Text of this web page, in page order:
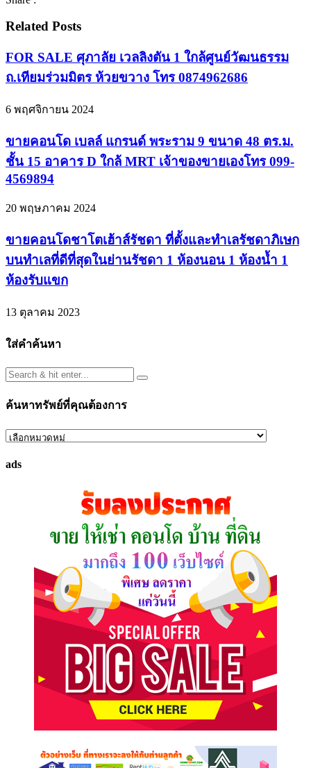
Related Posts
FOR SALE ศุภาลัย เวลลิงตัน 1 ใกล้ศูนย์วัฒนธรรม
ถ.เทียมร่วมมิตร ห้วยขวาง โทร 0874962686
6 พฤศจิกายน 2024
ขายคอนโด เบลล์ แกรนด์ พระราม 9 ขนาด 48 ตร.ม.
ชั้น 15 อาคาร D ใกล้ MRT เจ้าของขายเองโทร 099-
4569894
20 พฤษภาคม 2024
ขายคอนโดชาโตเฮ้าส์รัชดา ที่ตั้งและทำเลรัชดาภิเษก
บนทำเลที่ดีที่สุดในย่านรัชดา 1 ห้องนอน 1 ห้องน้ำ 1
ห้องรับแขก
13 ตุลาคม 2023
ใส่คำค้นหา
ค้นหาทรัพย์ที่คุณต้องการ
ค้นหา
ที่
ads